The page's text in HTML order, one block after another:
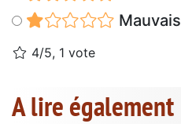
Mauvais
4/5, 1 vote
A lire également